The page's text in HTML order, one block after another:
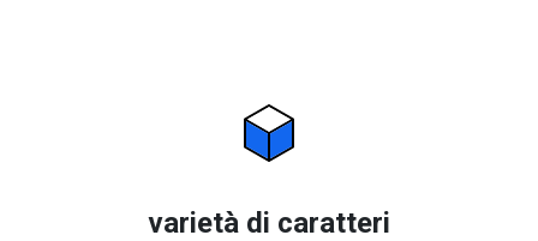
varietà di caratteri